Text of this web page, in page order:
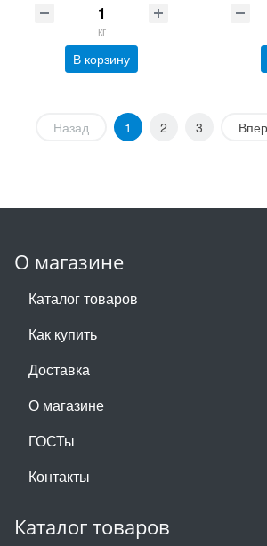
кг
В корзину
Назад 1 2 3
О магазине
Каталог товаров
Как купить
Доставка
О магазине
ГОСТы
Контакты
Каталог товаров